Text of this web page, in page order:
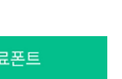
. 수트체 저작권 SUIT―수
변경으로 인한 분쟁의
을 기반으로 합니다. 폰트
맥(Mac) 용 웹폰트(Web